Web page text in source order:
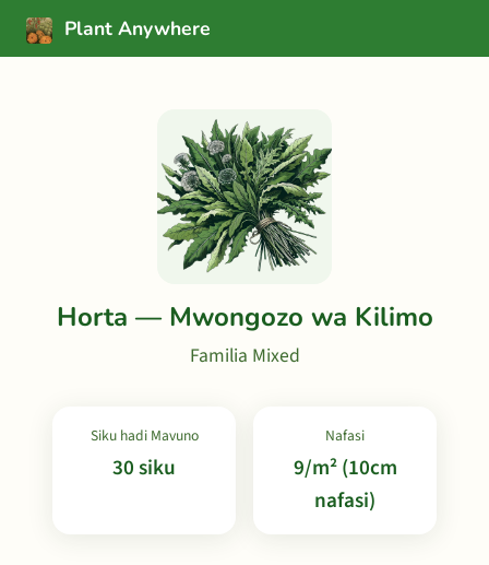
Plant Anywhere
Horta — Mwongozo wa Kilimo
Familia Mixed
Siku hadi Mavuno
30 siku
Nafasi
9/m² (10cm
nafasi)